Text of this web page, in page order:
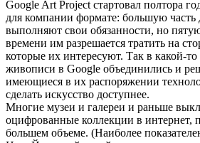
Google Art Project стартовал полтора
для компании формате: большую часть
выполняют свои обязанности, но
времени им разрешается тратить на
которые их интересуют. Так в какой-
живописи в Google объединились и
имеющиеся в их распоряжении
сделать искусство доступнее.
Многие музеи и галереи и раньше
оцифрованные коллекции в интернет,
большем объеме. (Наиболее